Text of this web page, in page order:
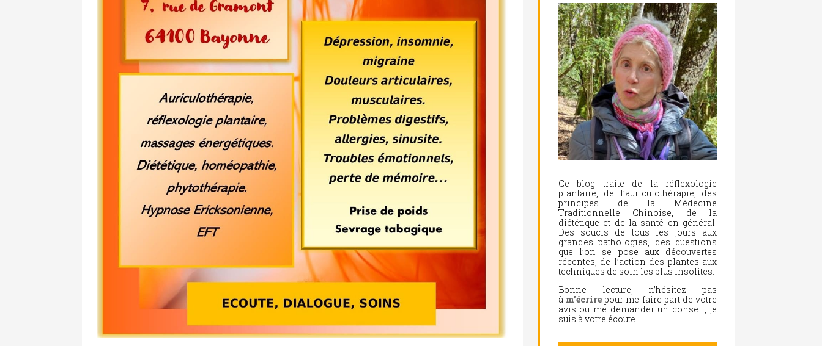
Ce blog traite de la réflexologie
plantaire, de l’auriculothérapie, des
principes de la Médecine
Traditionnelle Chinoise, de la
diététique et de la santé en général.
Des soucis de tous les jours aux
grandes pathologies, des questions
que l’on se pose aux découvertes
récentes, de l’action des plantes aux
techniques de soin les plus insolites.
Bonne lecture, n’hésitez pas
à m’écrire pour me faire part de votre
avis ou me demander un conseil, je
suis à votre écoute.